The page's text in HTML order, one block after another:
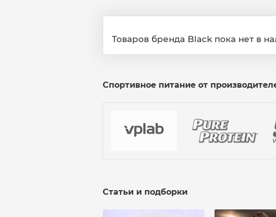
Товаров бренда Black пока нет в
Спортивное питание от
Статьи и подборки